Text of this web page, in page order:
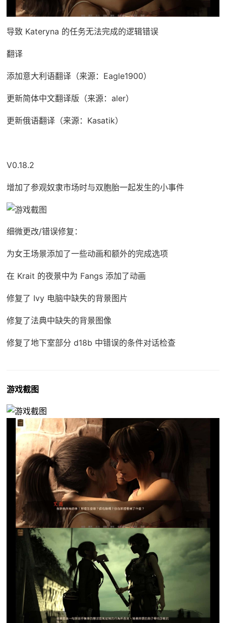
导致 Kateryna 的任务无法完成的逻辑错误
翻译
添加意大利语翻译（来源：Eagle1900）
更新简体中文翻译版（来源：aler）
更新俄语翻译（来源：Kasatik）
V0.18.2
增加了参观奴隶市场时与双胞胎一起发生的小事件
细微更改/错误修复：
为女王场景添加了一些动画和额外的完成选项
在 Krait 的夜景中为 Fangs 添加了动画
修复了 Ivy 电脑中缺失的背景图片
修复了法典中缺失的背景图像
修复了地下室部分 d18b 中错误的条件对话检查
游戏截图